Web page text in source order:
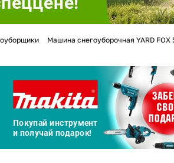
Машина снегоуборочная YARD FOX
на частибез
График платежей